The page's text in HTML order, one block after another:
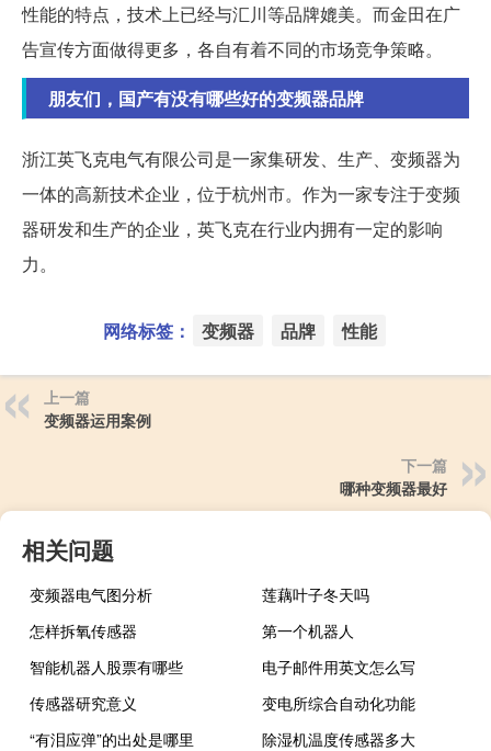
性能的特点，技术上已经与汇川等品牌媲美。而金田在广
告宣传方面做得更多，各自有着不同的市场竞争策略。
朋友们，国产有没有哪些好的变频器品牌
浙江英飞克电气有限公司是一家集研发、生产、变频器为
一体的高新技术企业，位于杭州市。作为一家专注于变频
器研发和生产的企业，英飞克在行业内拥有一定的影响
力。
网络标签： 变频器 品牌 性能
上一篇
变频器运用案例
下一篇
哪种变频器最好
相关问题
变频器电气图分析
莲藕叶子冬天吗
怎样拆氧传感器
第一个机器人
智能机器人股票有哪些
电子邮件用英文怎么写
传感器研究意义
变电所综合自动化功能
“有泪应弹”的出处是哪里
除湿机温度传感器多大